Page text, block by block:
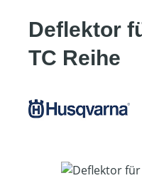
Deflektor
TC Reihe
Bildergalerie